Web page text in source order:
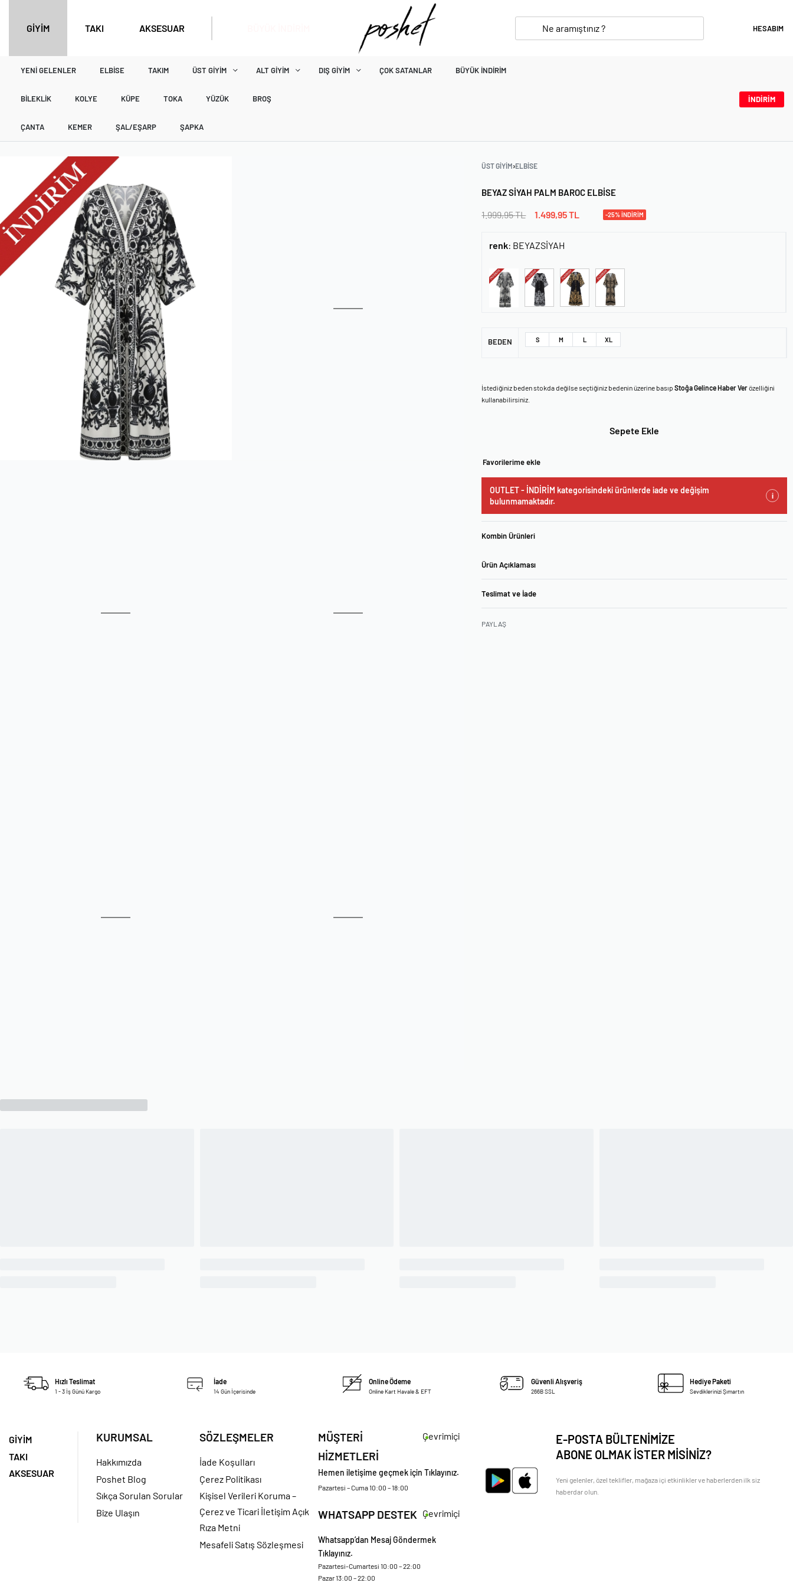
GİYİM TAKI AKSESUAR HESABIM
YENI GELENLER ELBISE TAKIM ÜST GIYIM ALT GIYIM DIŞ GIYIM ÇOK SATANLAR BÜYÜK İNDIRIM
BILEKLIK KOLYE KÜPE TOKA YÜZÜK BROŞ
ÇANTA KEMER ŞAL/EŞARP ŞAPKA
İNDİRİM
ÜST GIYIM›ELBISE
BEYAZ SIYAH PALM BAROC ELBISE
1.999,95TL 1.499,95TL -25% İNDİRİM
renk: BEYAZSİYAH
BEDEN S M L XL
İstediğiniz beden stokda değilse seçtiğiniz bedenin üzerine basıpStoğa Gelince Haber Verözelliğini
kullanabilirsiniz.
Sepete Ekle
Favorilerime ekle
OUTLET - İNDİRİM kategorisindeki ürünlerde iade ve değişim
bulunmamaktadır.
i
Kombin Ürünleri
Ürün Açıklaması
Teslimat ve İade
PAYLAŞ
Hızlı Teslimat
1 - 3 İş Günü Kargo
İade
14 Gün İçerisinde
Online Ödeme
Online Kart Havale & EFT
Güvenli Alışveriş
266B SSL
Hediye Paketi
Sevdiklerinizi Şımartın
GİYİM
TAKI
AKSESUAR
KURUMSAL
Hakkımızda
Poshet Blog
Sıkça Sorulan Sorular
Bize Ulaşın
SÖZLEŞMELER
İade Koşulları
Çerez Politikası
Kişisel Verileri Koruma –
Çerez ve Ticari İletişim Açık
Rıza Metni
Mesafeli Satış Sözleşmesi
MÜŞTERİ
HİZMETLERİ
Çevrimiçi
Hemen iletişime geçmek için Tıklayınız.
Pazartesi – Cuma 10:00 – 18:00
WHATSAPP DESTEK Çevrimiçi
Whatsapp’dan Mesaj Göndermek
Tıklayınız.
Pazartesi-Cumartesi 10:00 – 22:00
Pazar 13:00 – 22:00
E-POSTA BÜLTENİMİZE
ABONE OLMAK İSTER MİSİNİZ?
Yeni gelenler, özel teklifler, mağaza içi etkinlikler ve haberlerden ilk siz
haberdar olun.